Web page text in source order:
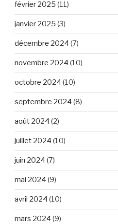
février 2025 (11)
janvier 2025 (3)
décembre 2024 (7)
novembre 2024 (10)
octobre 2024 (10)
septembre 2024 (8)
août 2024 (2)
juillet 2024 (10)
juin 2024 (7)
mai 2024 (9)
avril 2024 (10)
mars 2024 (9)